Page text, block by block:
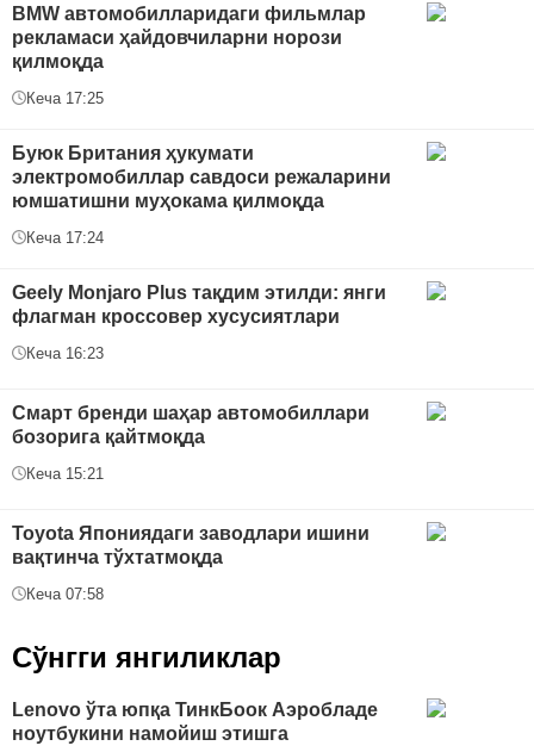
BMW автомобилларидаги фильмлар
рекламаси ҳайдовчиларни норози
қилмоқда
Кеча 17:25
Буюк Британия ҳукумати
электромобиллар савдоси режаларини
юмшатишни муҳокама қилмоқда
Кеча 17:24
Geely Monjaro Plus тақдим этилди: янги
флагман кроссовер хусусиятлари
Кеча 16:23
Смарт бренди шаҳар автомобиллари
бозорига қайтмоқда
Кеча 15:21
Toyota Япониядаги заводлари ишини
вақтинча тўхтатмоқда
Кеча 07:58
Сўнгги янгиликлар
Lenovo ўта юпқа ТинкБоок Аэробладе
ноутбукини намойиш этишга